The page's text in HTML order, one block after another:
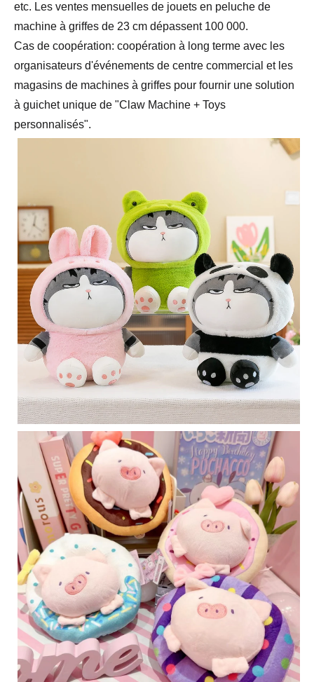
etc. Les ventes mensuelles de jouets en peluche de
machine à griffes de 23 cm dépassent 100 000.
Cas de coopération: coopération à long terme avec les
organisateurs d'événements de centre commercial et les
magasins de machines à griffes pour fournir une solution
à guichet unique de "Claw Machine + Toys
personnalisés".